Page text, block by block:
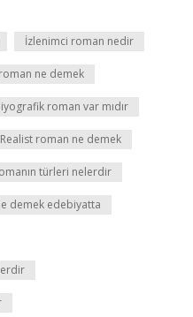
İzlenimci roman nedir
ne demek
roman var mıdır
Realist roman ne demek
türleri nelerdir
demek edebiyatta